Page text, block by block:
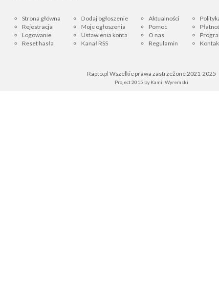
Strona główna
Rejestracja
Logowanie
Reset hasła
Dodaj ogłoszenie
Moje ogłoszenia
Ustawienia konta
Kanał RSS
Aktualności
Pomoc
O nas
Regulamin
Rapto.pl Wszelkie prawa zastrzeżone 2021-2025
Project 2015 by Kamil Wyremski